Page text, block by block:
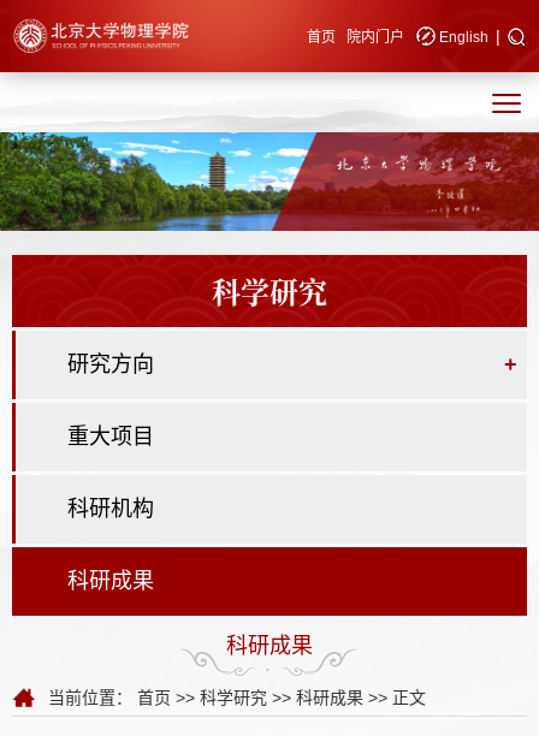
快速导航 首页 院内门户 English |
科学研究
研究方向 +
重大项目
科研机构
科研成果
科研成果
当前位置： 首页 >> 科学研究 >> 科研成果 >> 正文